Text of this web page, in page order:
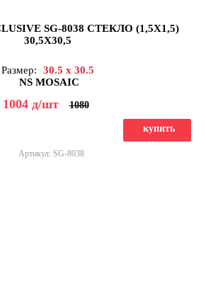
SG-8038 СТЕКЛО (1,5X1,5)
30,5X30,5
Размер:
30.5 x 30.5
NS MOSAIC
1004 д/шт 1080
купить
Артикул: SG-8038